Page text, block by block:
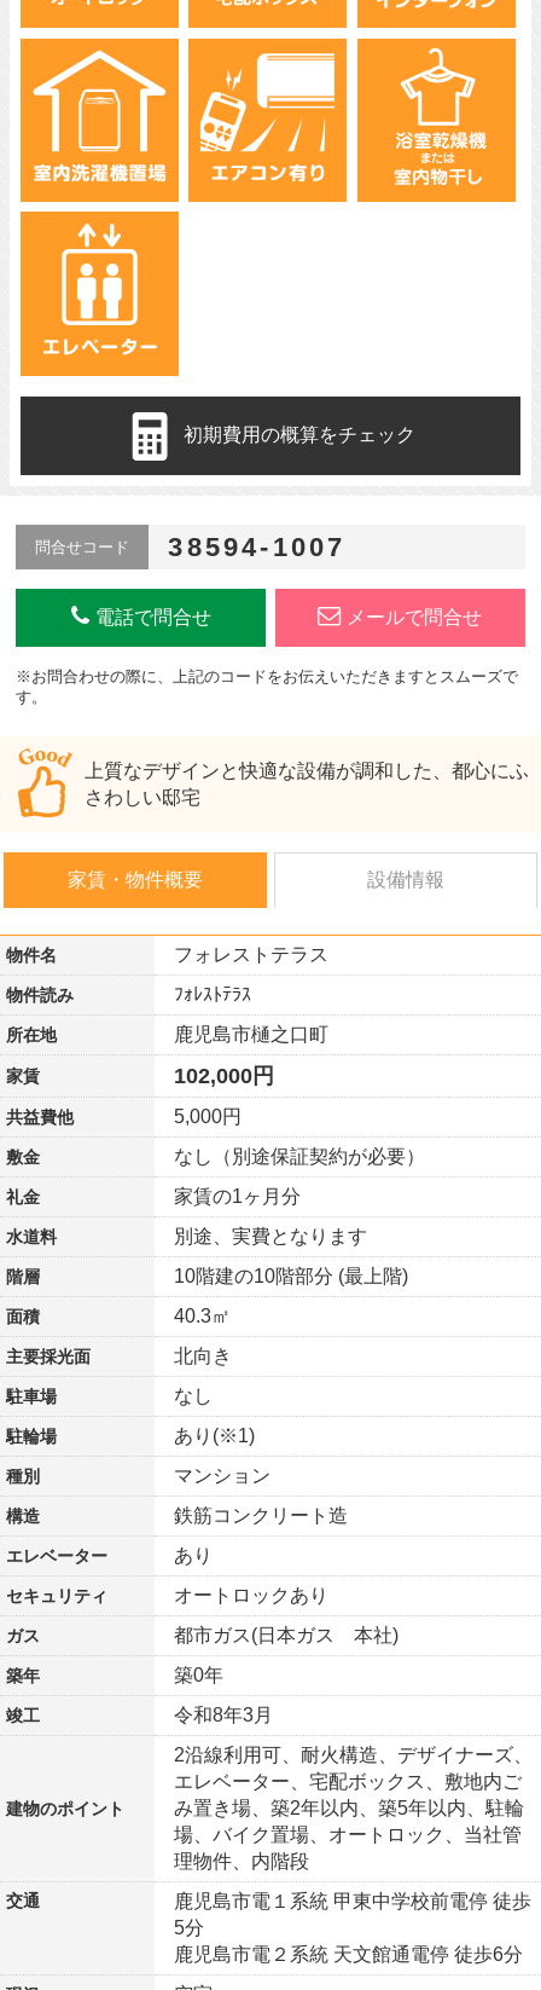
初期費用の概算をチェック
問合せコード 38594-1007
電話で問合せ メールで問合せ
※お問合わせの際に、上記のコードをお伝えいただきますとスムーズで
す。
上質なデザインと快適な設備が調和した、都心にふ
さわしい邸宅
家賃・物件概要 設備情報
物件名 フォレストテラス
物件読み ﾌｫﾚｽﾄﾃﾗｽ
所在地 鹿児島市樋之口町
家賃 102,000円
共益費他 5,000円
敷金 なし（別途保証契約が必要）
礼金 家賃の1ヶ月分
水道料 別途、実費となります
階層 10階建の10階部分 (最上階)
面積 40.3㎡
主要採光面 北向き
駐車場 なし
駐輪場 あり(※1)
種別 マンション
構造 鉄筋コンクリート造
エレベーター あり
セキュリティ オートロックあり
ガス 都市ガス(日本ガス 本社)
築年 築0年
竣工 令和8年3月
建物のポイント
2沿線利用可、耐火構造、デザイナーズ、
エレベーター、宅配ボックス、敷地内ご
み置き場、築2年以内、築5年以内、駐輪
場、バイク置場、オートロック、当社管
理物件、内階段
交通
鹿児島市電１系統 甲東中学校前電停 徒歩
5分
鹿児島市電２系統 天文館通電停 徒歩6分